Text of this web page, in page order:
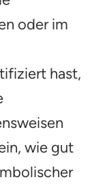
oder im
hast,
wie gut